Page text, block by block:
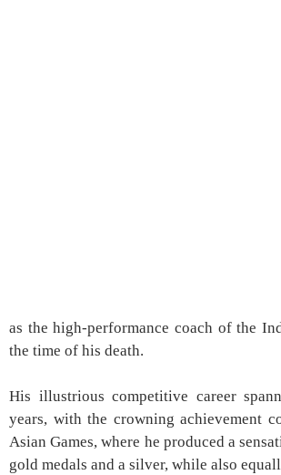
as the high-performance coach of the
the time of his death.
His illustrious competitive career
years, with the crowning achievement
Asian Games, where he produced a
gold medals and a silver, while also